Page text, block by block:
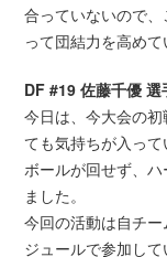
合っていないので
って団結力を高めて
DF #19 佐藤千優 選
今日は、今大会の
ても気持ちが入っ
ボールが回せず、
ました。
今回の活動は自チ
ジュールで参加し